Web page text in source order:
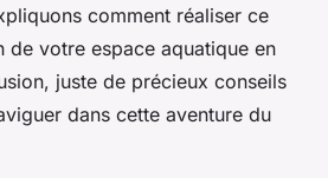
•12 min de lecture
comment réaliser ce
de votre espace aquatique en
juste de précieux conseils
dans cette aventure du